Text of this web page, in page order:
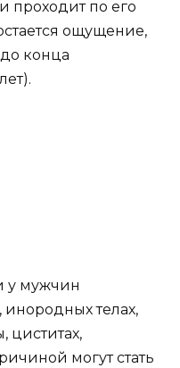
проходит по его
ощущение,
конца
у мужчин
инородных телах,
циститах,
могут стать